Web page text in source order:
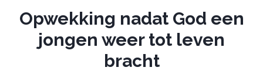
Opwekking nadat God een
jongen weer tot leven
bracht